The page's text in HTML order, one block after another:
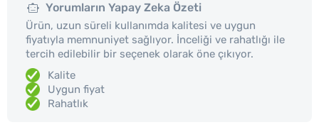
Yorumların Yapay Zeka Özeti
Ürün, uzun süreli kullanımda kalitesi ve uygun
fiyatıyla memnuniyet sağlıyor. İnceliği ve rahatlığı ile
tercih edilebilir bir seçenek olarak öne çıkıyor.
Kalite
Uygun fiyat
Rahatlık